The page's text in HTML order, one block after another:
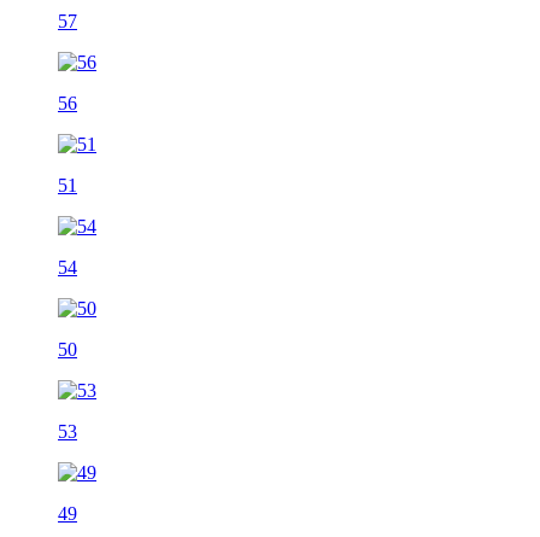
57
56
51
54
50
53
49